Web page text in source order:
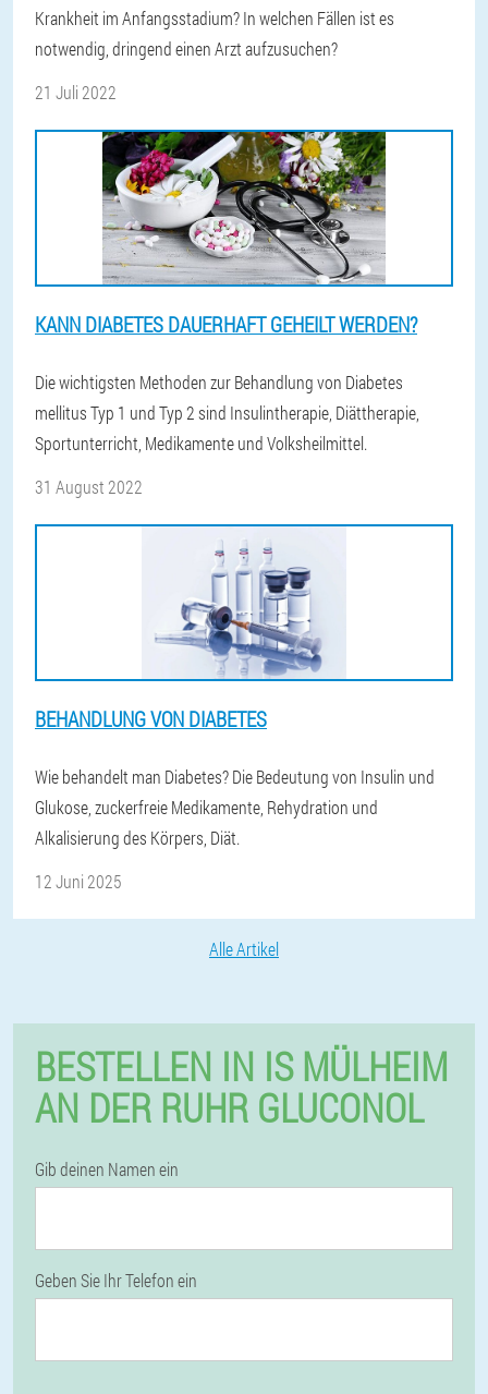
Krankheit im Anfangsstadium? In welchen Fällen ist es
notwendig, dringend einen Arzt aufzusuchen?
21 Juli 2022
KANN DIABETES DAUERHAFT GEHEILT WERDEN?
Die wichtigsten Methoden zur Behandlung von Diabetes
mellitus Typ 1 und Typ 2 sind Insulintherapie, Diättherapie,
Sportunterricht, Medikamente und Volksheilmittel.
31 August 2022
BEHANDLUNG VON DIABETES
Wie behandelt man Diabetes? Die Bedeutung von Insulin und
Glukose, zuckerfreie Medikamente, Rehydration und
Alkalisierung des Körpers, Diät.
12 Juni 2025
Alle Artikel
BESTELLEN IN IS MÜLHEIM
AN DER RUHR GLUCONOL
Gib deinen Namen ein
Geben Sie Ihr Telefon ein